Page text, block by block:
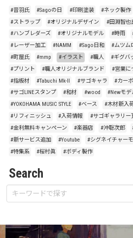
#音羽氏 #Sagoの日 #印刷塗装 #ネック製作
#ストラップ
#オリジナルデザイン #田淵智也
#ハンブレダーズ
#オリジナルモデル #時雨
#レーザー加工
#NAMM #Sago日和 #ムツム
#町屋氏
#mmp #イラスト #職人 #ギグバ
#プリント
#職人オリジナルブランド #営業に
#指板材
#Tabuchi Mk-Ⅱ #サゴキャラ #カー
#サゴLINEスタンプ
#和材 #wood #Newモデ
#YOKOHAMA MUSIC STYLE
#ベース #木材新入
#リフィニッシュ
#入荷情報 #サゴギャラリー
#金利無料キャンペーン
#楽器店 #沖聡次郎
#新サービス追加
#Youtube #シグネイチャー
#特集系
#桜村眞 #ボディ製作
Search